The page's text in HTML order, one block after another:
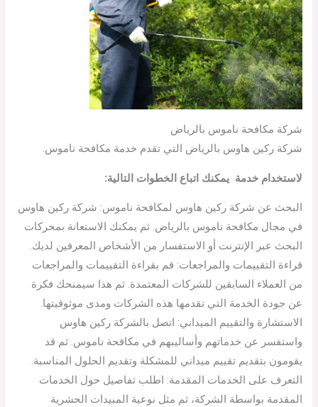
شركة مكافحة ناموس بالرياض
شركة ركين هاوس بالرياض التي تقدم خدمة مكافحة ناموس.
لاستخدام خدمة يمكنك اتباع الخطوات التالية:
البحث عن شركة ركين هاوس لمكافحة ناموس: شركة ركين هاوس
في مجال مكافحة ناموس بالرياض. ثم يمكنك الاستعانة بمحركات
البحث عبر الإنترنت أو الاستفسار من الأشخاص المعرفين لديك.
قراءة التقييمات والمراجعات: قم بقراءة التقييمات والمراجعات
من العملاء السابقين للشركات المعتمدة. ثم هذا سيمنحك فكرة
عن جودة الخدمة التي تقدمها هذه الشركات ومدى موثوقيتها.
الاستشارة والتقييم الميداني: اتصل بالشركة ركين هاوس
واستفسر عن خدماتهم وأساليبهم في مكافحة ناموس. ثم قد
يقومون بتقديم تقييم ميداني للمشكلة وتقديم الحلول المناسبة.
التعرف على الخدمات المقدمة: اطلب تفاصيل حول الخدمات
المقدمة بواسطة الشركة، ثم مثل نوعية المبيدات الحشرية